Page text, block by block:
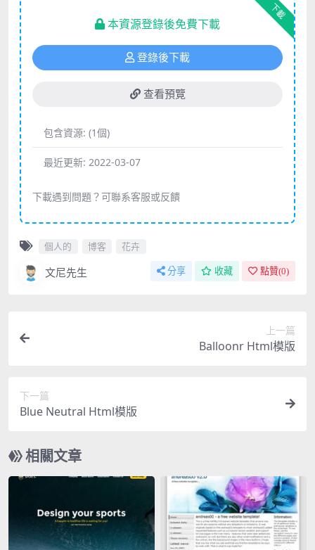
下載
本資源登錄後免費下載
登錄後下載
查看預覽
包含資源: (1個)
最近更新: 2022-03-07
下載遇到問題？可聯系客服或反饋
個人的 博客 花卉
文尼先生 分享 收藏 點贊(0)
上一篇
Balloonr Html模版
下一篇
Blue Neutral Html模版
相關文章